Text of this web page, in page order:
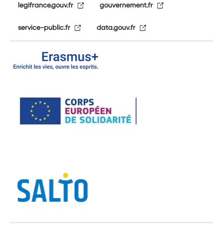
legifrance.gouv.fr gouvernement.fr
service-public.fr data.gouv.fr